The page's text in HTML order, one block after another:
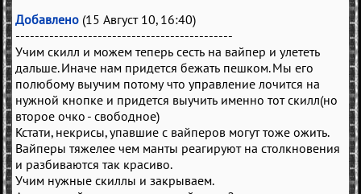
Добавлено (15 Август 10, 16:40)
---------------------------------------------
Учим скилл и можем теперь сесть на вайпер и улететь
дальше. Иначе нам придется бежать пешком. Мы его
полюбому выучим потому что управление лочится на
нужной кнопке и придется выучить именно тот скилл(но
второе очко - свободное)
Кстати, некрисы, упавшие с вайперов могут тоже ожить.
Вайперы тяжелее чем манты реагируют на столкновения
и разбиваются так красиво.
Учим нужные скиллы и закрываем.